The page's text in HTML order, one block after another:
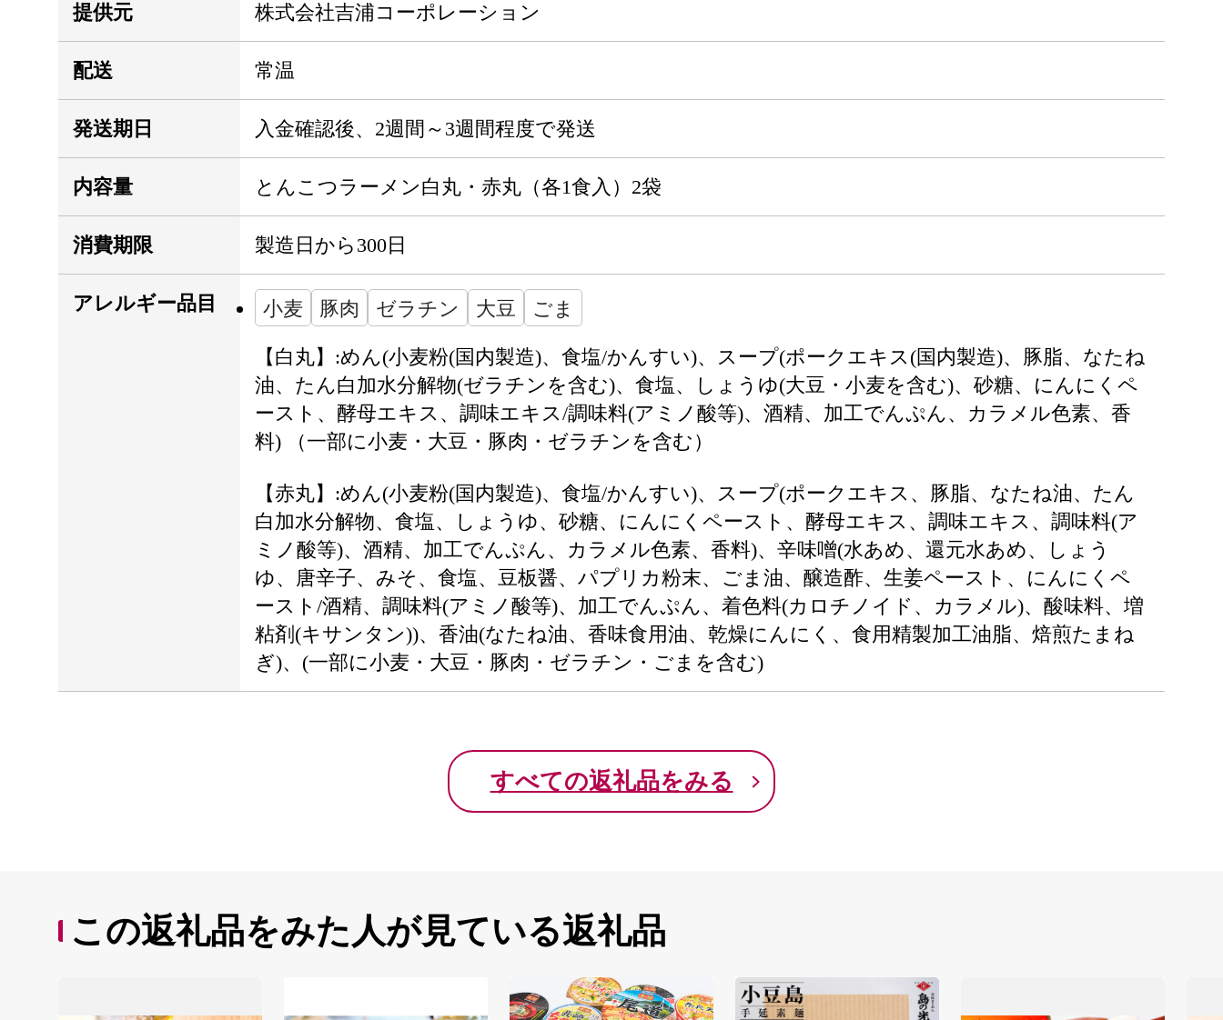
提供元 株式会社吉浦コーポレーション
配送 常温
発送期日 入金確認後、2週間～3週間程度で発送
内容量 とんこつラーメン白丸・赤丸（各1食入）2袋
消費期限 製造日から300日
アレルギー品目 小麦 豚肉 ゼラチン 大豆 ごま
【白丸】:めん(小麦粉(国内製造)、食塩/かんすい)、スープ(ポークエキス(国内製造)、豚脂、なたね
油、たん白加水分解物(ゼラチンを含む)、食塩、しょうゆ(大豆・小麦を含む)、砂糖、にんにくペ
ースト、酵母エキス、調味エキス/調味料(アミノ酸等)、酒精、加工でんぷん、カラメル色素、香
料) （一部に小麦・大豆・豚肉・ゼラチンを含む）
【赤丸】:めん(小麦粉(国内製造)、食塩/かんすい)、スープ(ポークエキス、豚脂、なたね油、たん
白加水分解物、食塩、しょうゆ、砂糖、にんにくペースト、酵母エキス、調味エキス、調味料(ア
ミノ酸等)、酒精、加工でんぷん、カラメル色素、香料)、辛味噌(水あめ、還元水あめ、しょう
ゆ、唐辛子、みそ、食塩、豆板醤、パプリカ粉末、ごま油、醸造酢、生姜ペースト、にんにくペ
ースト/酒精、調味料(アミノ酸等)、加工でんぷん、着色料(カロチノイド、カラメル)、酸味料、増
粘剤(キサンタン))、香油(なたね油、香味食用油、乾燥にんにく、食用精製加工油脂、焙煎たまね
ぎ)、(一部に小麦・大豆・豚肉・ゼラチン・ごまを含む)
すべての返礼品をみる
この返礼品をみた人が見ている返礼品